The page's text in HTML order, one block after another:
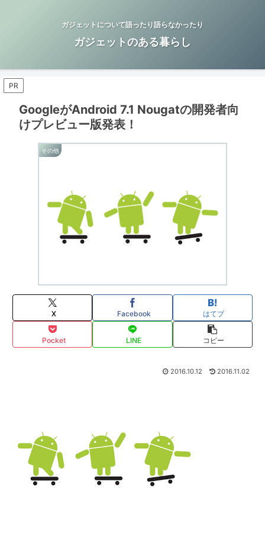
ガジェットについて語ったり語らなかったり
ガジェットのある暮らし
PR
GoogleがAndroid 7.1 Nougatの開発者向
けプレビュー版発表！
その他
X Facebook はてブ
Pocket LINE コピー
2016.10.12 2016.11.02